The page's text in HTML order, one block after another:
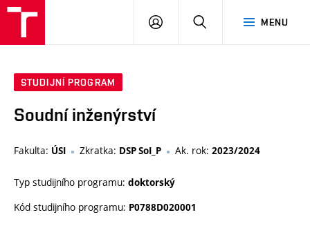
MENU
PŘIHLÁSIT
STUDIJNÍ PROGRAM
Soudní inženýrství
Fakulta: ÚSI Zkratka: DSP SoI_P Ak. rok: 2023/2024
Typ studijního programu: doktorský
Kód studijního programu: P0788D020001